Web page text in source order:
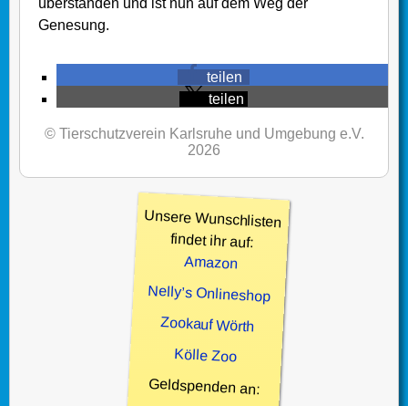
überstanden und ist nun auf dem Weg der
Genesung.
teilen
teilen
© Tierschutzverein Karlsruhe und Umgebung e.V.
2026
Unsere Wunschlisten
findet ihr auf:
Amazon
Nelly’s Onlineshop
Zookauf Wörth
Kölle Zoo
Geldspenden an: